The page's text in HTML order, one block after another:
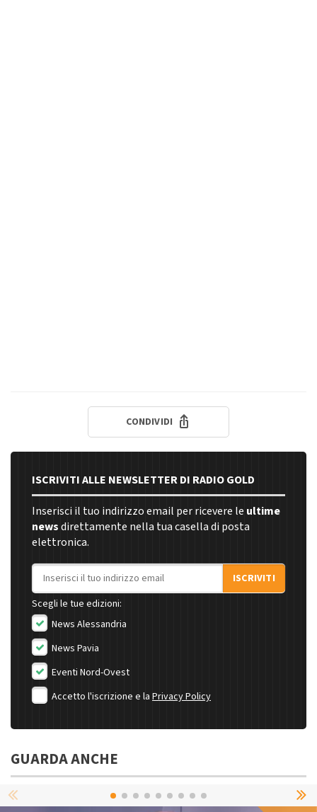
CONDIVIDI
ISCRIVITI ALLE NEWSLETTER DI RADIO GOLD
Inserisci il tuo indirizzo email per ricevere le ultime
newsdirettamente nella tua casella di posta
elettronica.
Indirizzo email
ISCRIVITI
Scegli le tue edizioni:
News Alessandria
News Pavia
Eventi Nord-Ovest
Accetto l'iscrizione e la Privacy Policy
GUARDA ANCHE